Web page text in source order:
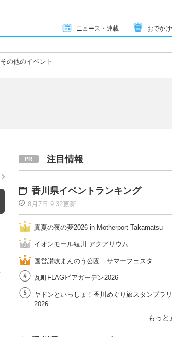
ニュース・連載 おでか
その他のイベント
注目情報
香川県イベントランキング
8月7日 9:32更新
真夏の夜の夢2026 in Motherport Takamatsu
イオンモール綾川 アクアリウム
国営讃岐まんのう公園 サマーフェスタ
瓦町FLAGビアガーデン2026
ヤドンといっしょ！香川めぐり旅スタンプラ
2026
もっと